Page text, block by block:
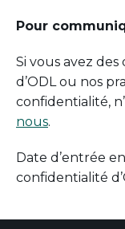
Pour
Si vous avez
d’ODL ou nos
confidentialité,
nous.
Date d’entrée
confidentialité